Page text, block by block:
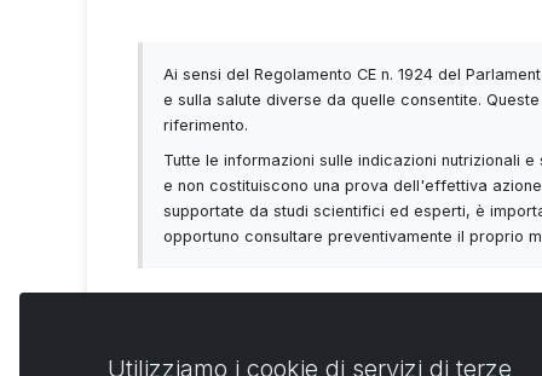
Non superare la dose giornaliera
Tenere fuori dalla portata dei bambini.
Ai sensi del Regolamento CE n. 1924 del
e sulla salute diverse da quelle consentite.
riferimento.
Tutte le informazioni sulle indicazioni nutrizionali
e non costituiscono una prova dell'effettiva
supportate da studi scientifici ed esperti, è
opportuno consultare preventivamente il proprio
Utilizziamo i cookie di servizi di terze